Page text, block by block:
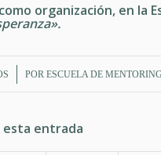
organización, en la
POR ESCUELA DE MENTORING
esta entrada